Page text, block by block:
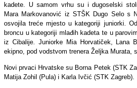
kadete. U samom vrhu su i dugoselski
Mara Markovanović iz STŠK Dugo Selo s
osvojila treće mjesto u kategoriji juniorki.
broncu u kategoriji mlađih kadeta te u
iz Cibalije. Juniorke Mia Horvatiček, Lana
ekipno, pod vodstvom trenera Željka Murata,
Novi prvaci Hrvatske su Borna Petek (STK
Matija Zohil (Pula) i Karla Ivčić (STK Zagreb).